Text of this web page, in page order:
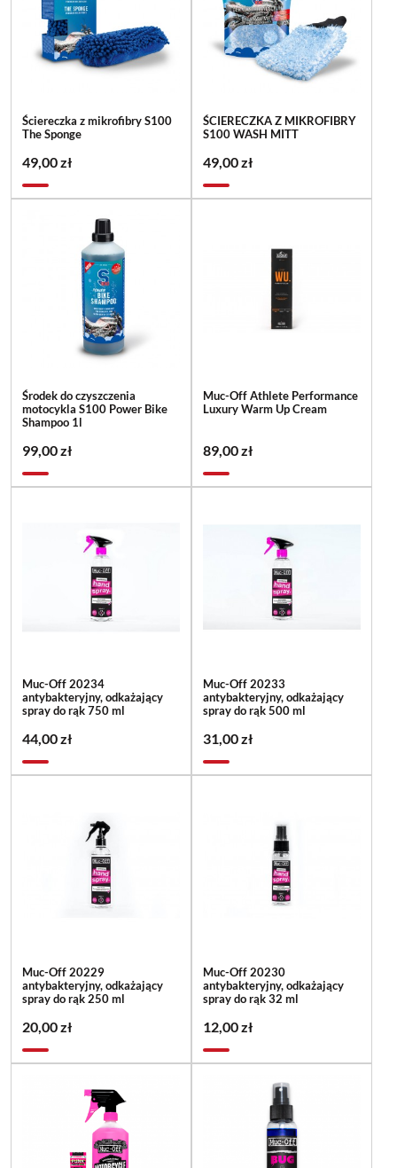
Ściereczka z mikrofibry S100
The Sponge
49,00 zł
ŚCIERECZKA Z MIKROFIBRY
S100 WASH MITT
49,00 zł
Środek do czyszczenia
motocykla S100 Power Bike
Shampoo 1l
99,00 zł
Muc-Off Athlete Performance
Luxury Warm Up Cream
89,00 zł
Muc-Off 20234
antybakteryjny, odkażający
spray do rąk 750 ml
44,00 zł
Muc-Off 20233
antybakteryjny, odkażający
spray do rąk 500 ml
31,00 zł
Muc-Off 20229
antybakteryjny, odkażający
spray do rąk 250 ml
20,00 zł
Muc-Off 20230
antybakteryjny, odkażający
spray do rąk 32 ml
12,00 zł